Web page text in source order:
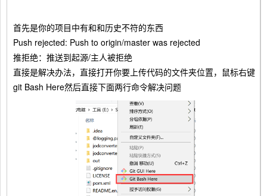
首先是你的项目中有和和历史不符的东西
Push rejected: Push to origin/master was rejected
推拒绝：推送到起源/主人被拒绝
直接是解决办法，直接打开你要上传代码的文件夹位置，鼠标右键
git Bash Here然后直接下面两行命令解决问题